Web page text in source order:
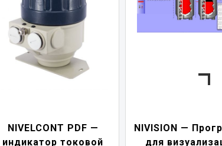
NIVISION — Программа
для визуализации
NIPOWER —